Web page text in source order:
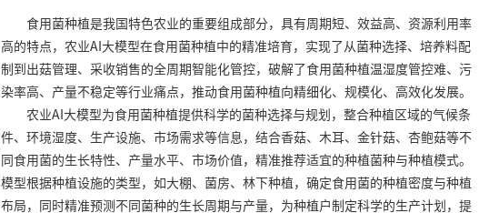
食用菌种植是我国特色农业的重要组成部分，具有周期短、效益高、资源利用率
高的特点，农业AI大模型在食用菌种植中的精准培育，实现了从菌种选择、培养料配
制到出菇管理、采收销售的全周期智能化管控，破解了食用菌种植温湿度管控难、污
染率高、产量不稳定等行业痛点，推动食用菌种植向精细化、规模化、高效化发展。
农业AI大模型为食用菌种植提供科学的菌种选择与规划，整合种植区域的气候条
件、环境湿度、生产设施、市场需求等信息，结合香菇、木耳、金针菇、杏鲍菇等不
同食用菌的生长特性、产量水平、市场价值，精准推荐适宜的种植菌种与种植模式。
模型根据种植设施的类型，如大棚、菌房、林下种植，确定食用菌的种植密度与种植
布局，同时精准预测不同菌种的生长周期与产量，为种植户制定科学的生产计划，提